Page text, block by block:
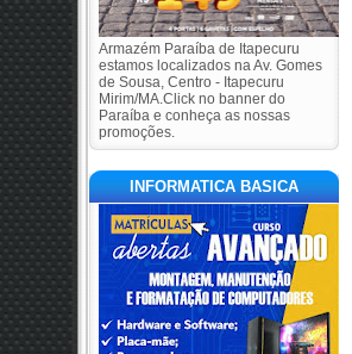
Armazém Paraíba de Itapecuru
estamos localizados na Av. Gomes
de Sousa, Centro - Itapecuru
Mirim/MA.Click no banner do
Paraíba e conheça as nossas
promoções.
INFORMATICA BASICA